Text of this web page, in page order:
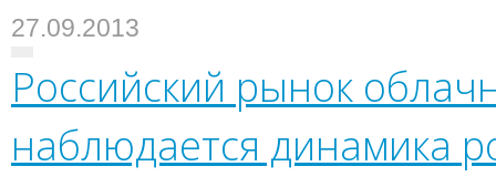
27.09.2013
Российский рынок
наблюдается динамика